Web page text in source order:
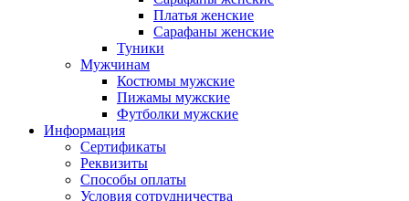
Платья женские
Сарафаны женские
Туники
Мужчинам
Костюмы мужские
Пижамы мужские
Футболки мужские
Информация
Сертификаты
Реквизиты
Способы оплаты
Условия сотрудничества